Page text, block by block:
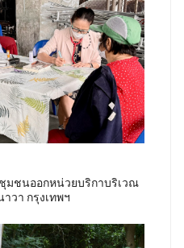
มชนออกหน่วยบริกาบริเวณ
วา กรุงเทพฯ